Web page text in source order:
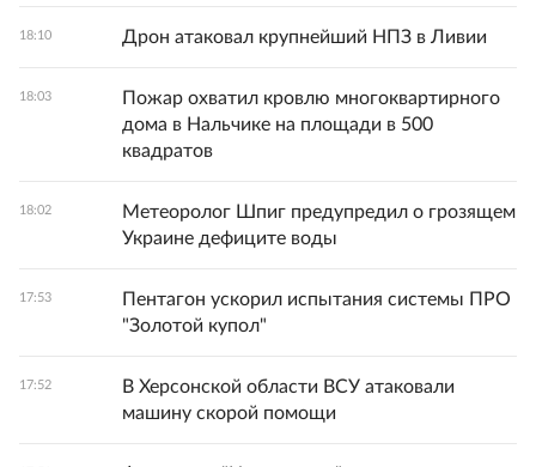
18:10 Дрон атаковал крупнейший НПЗ в Ливии
18:03
Пожар охватил кровлю многоквартирного
дома в Нальчике на площади в 500
квадратов
18:02
Метеоролог Шпиг предупредил о грозящем
Украине дефиците воды
17:53
Пентагон ускорил испытания системы ПРО
"Золотой купол"
17:52
В Херсонской области ВСУ атаковали
машину скорой помощи